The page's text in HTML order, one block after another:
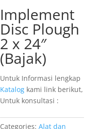
Implement
Disc Plough
2 x 24″
(Bajak)
Untuk Informasi lengkap
Katalog kami link berikut,
Untuk konsultasi :
Categories:Alat dan